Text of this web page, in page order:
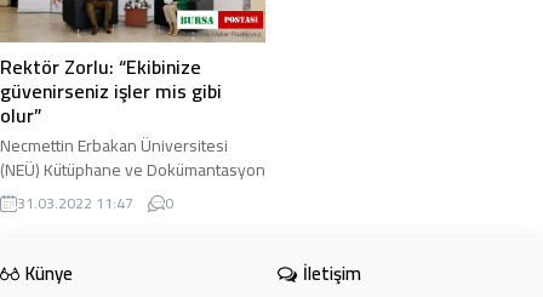
Rektör Zorlu: “Ekibinize
güvenirseniz işler mis gibi
olur”
Necmettin Erbakan Üniversitesi
(NEÜ) Kütüphane ve Dokümantasyon
Daire Başkanlığı ve Sosyal
İnovasyon Ajansı tarafından
31.03.2022 11:47 0
Künye
İletişim